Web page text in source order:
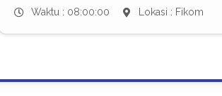
Waktu : 08:00:00 Lokasi : Fikom